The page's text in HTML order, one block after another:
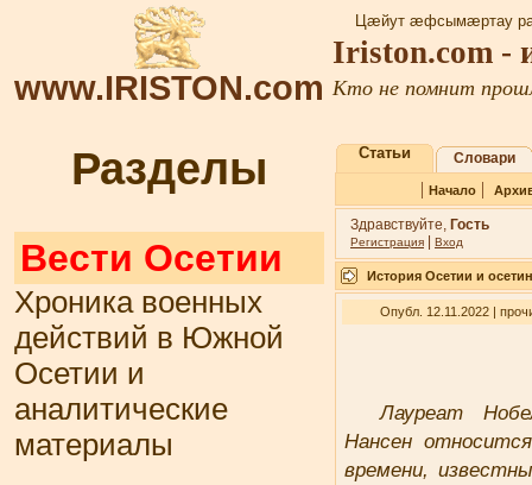
www.IRISTON.com
Цæйут æфсымæртау
Iriston.com -
Кто не помнит
Разделы
Вести Осетии
Хроника военных
действий в Южной
Осетии и
аналитические
материалы
Статьи Словари
| Начало |
Здравствуйте, Гость
Регистрация Вход
История Осетии и осетин
Опубл. 12.11.2022 |
Лауреат
Нансен
времени,